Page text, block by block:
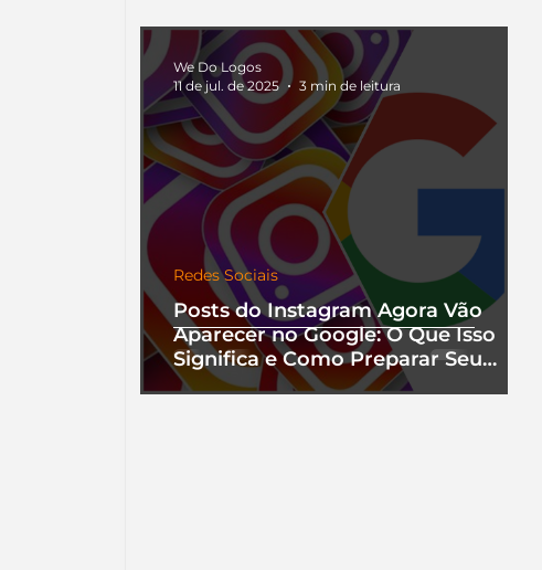
Posts do Instagram Agora Vão
Aparecer no Google: O Que Isso
Significa e Como Preparar Seu
Perfil
Redes Sociais
We Do Logos
11 de jul. de 2025
3 min de leitura